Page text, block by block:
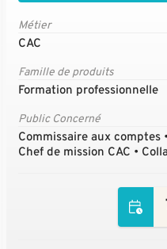
Métier
CAC
Famille de produits
Formation professionnelle
Public Concerné
Commissaire aux comptes
Chef de mission CAC •